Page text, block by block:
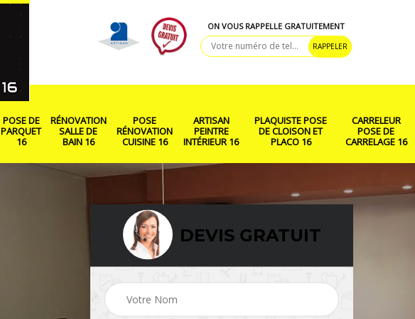
ON VOUS RAPPELLE GRATUITEMENT
POSE DE
PARQUET
16
RÉNOVATION
SALLE DE
BAIN 16
POSE
RÉNOVATION
CUISINE 16
ARTISAN
PEINTRE
INTÉRIEUR 16
PLAQUISTE POSE
DE CLOISON ET
PLACO 16
CARRELEUR
POSE DE
CARRELAGE 16
Rénovation de maison
16 Pose de parquet 16 Rénovation salle de
DEVIS GRATUIT